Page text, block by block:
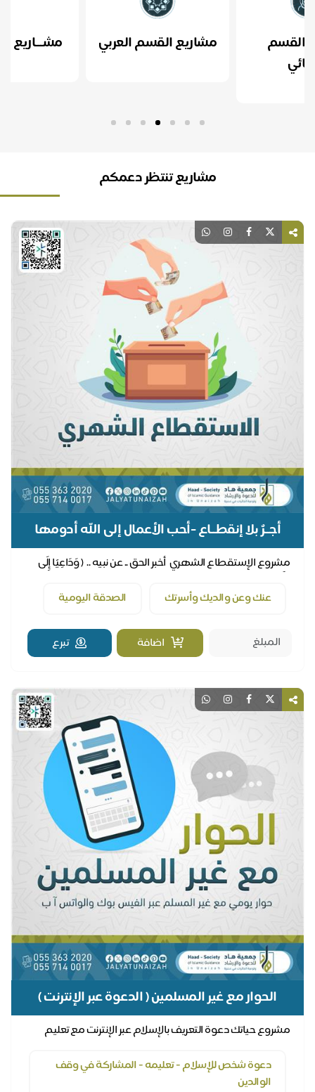
مشاريع القسم العربي مشـــاريع
مشاريع تنتظر دعمكم
أجــرٌ بلا إنقطــاع -أحب الأعمال إلى الله أدومها
وإن قل -
مشروع الإستقطاع الشهري أخبر الحق .. عن نبيه .. ( وَدَاعِيًا إِلَى
عنك وعن والديك وأسرتك
الصدقة اليومية
اضافة تبرع
الحوار مع غير المسلمين ( الدعوة عبر الإنترنت )
مشروع حياتك دعوة التعريف بالإسلام عبر الإنترنت مع تعليم
دعوة شخص للإسلام - تعليمه - المشاركة في وقف
الوالدين